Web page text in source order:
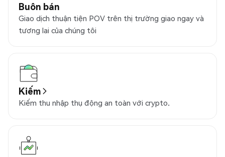
Buôn bán
Giao dịch thuận tiện POV trên thị trường giao ngay và
tương lai của chúng tôi
Kiếm
Kiếm thu nhập thụ động an toàn với crypto.